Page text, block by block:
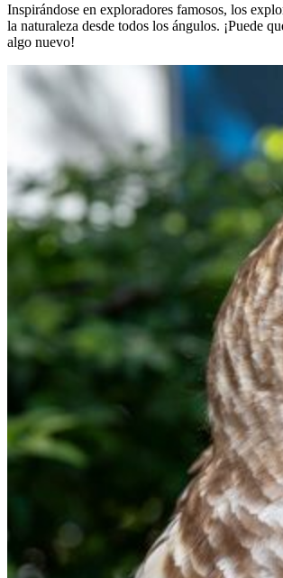
Inspirándose en exploradores famosos, los
la naturaleza desde todos los ángulos. ¡Puede
algo nuevo!